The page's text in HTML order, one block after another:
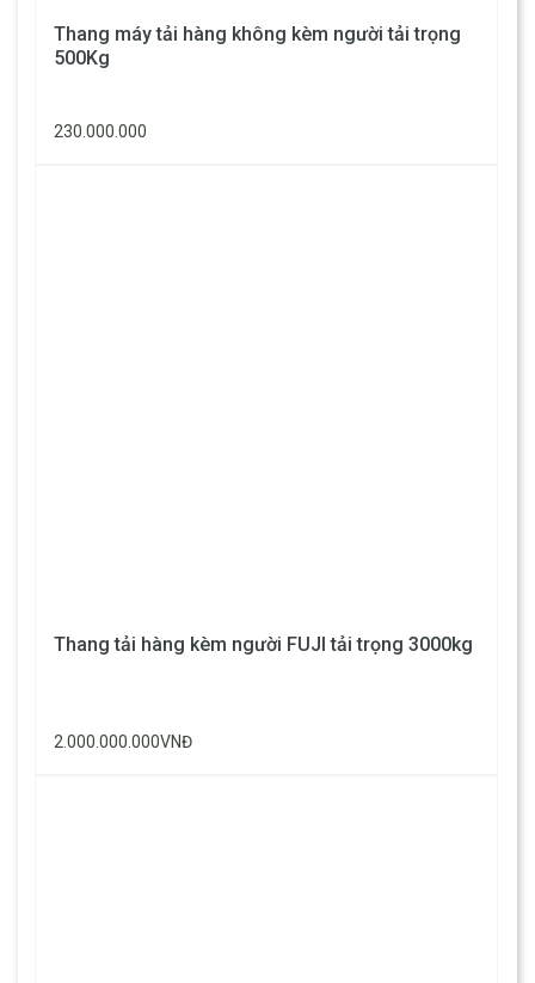
Thang máy tải hàng không kèm người tải trọng
500Kg
230.000.000
Thang tải hàng kèm người FUJI tải trọng 3000kg
2.000.000.000VNĐ